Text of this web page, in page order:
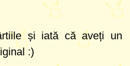
și iată că aveți un
:)